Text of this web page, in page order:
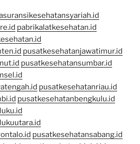
pabrikalatkesehatan.id
pusatkesehatanjawatimur.id
pusatkesehatansumbar.id
pusatkesehatanriau.id
pusatkesehatanbengkulu.id
pusatkesehatansabang.id